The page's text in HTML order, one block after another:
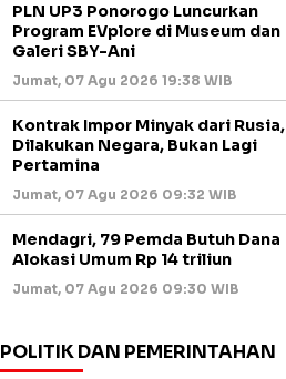
PLN UP3 Ponorogo Luncurkan
Program EVplore di Museum dan
Galeri SBY-Ani
Jumat, 07 Agu 2026 19:38 WIB
Kontrak Impor Minyak dari Rusia,
Dilakukan Negara, Bukan Lagi
Pertamina
Jumat, 07 Agu 2026 09:32 WIB
Mendagri, 79 Pemda Butuh Dana
Alokasi Umum Rp 14 triliun
Jumat, 07 Agu 2026 09:30 WIB
POLITIK DAN PEMERINTAHAN